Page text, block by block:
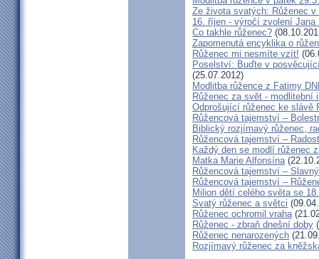
Ze života svatých: Růženec v
16. říjen - výročí zvolení
Co takhle růženec?
Zapomenutá encyklika o
Růženec mi nesmíte vzít!
Poselství: Buďte v
(25.07.2012)
Modlitba růžence z Fatimy
Růženec za svět - modlitební
Odprošující růženec ke slávě
Růžencová tajemství –
Biblický rozjímavý růženec,
Růžencová tajemství –
Každý den se modlí růženec
Matka Marie Alfonsína
Růžencová tajemství –
Růžencová tajemství –
Milion dětí celého světa se
Svatý růženec a světci
Růženec ochromil vraha
Růženec - zbraň dnešní doby
Růženec nenarozených
Rozjímavý růženec za